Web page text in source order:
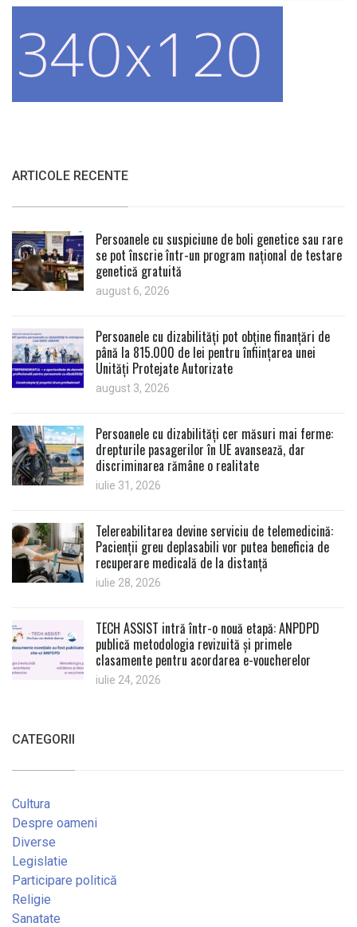
ARTICOLE RECENTE
Persoanele cu suspiciune de boli genetice sau rare
se pot înscrie într-un program național de testare
genetică gratuită
august 6, 2026
Persoanele cu dizabilități pot obține finanțări de
până la 815.000 de lei pentru înființarea unei
Unități Protejate Autorizate
august 3, 2026
Persoanele cu dizabilități cer măsuri mai ferme:
drepturile pasagerilor în UE avansează, dar
discriminarea rămâne o realitate
iulie 31, 2026
Telereabilitarea devine serviciu de telemedicină:
Pacienții greu deplasabili vor putea beneficia de
recuperare medicală de la distanță
iulie 28, 2026
TECH ASSIST intră într-o nouă etapă: ANPDPD
publică metodologia revizuită și primele
clasamente pentru acordarea e-voucherelor
iulie 24, 2026
CATEGORII
Cultura
Despre oameni
Diverse
Legislatie
Participare politică
Religie
Sanatate